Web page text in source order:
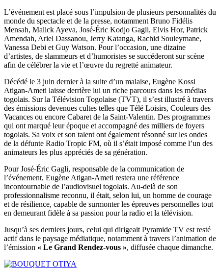
L’événement est placé sous l’impulsion de plusieurs personnalités du
monde du spectacle et de la presse, notamment Bruno Fidélis
Mensah, Malick Ayeva, José-Éric Kodjo Gagli, Elvis Hor, Patrick
Amendah, Ariel Dassanou, Jerry Katanga, Rachid Souleymane,
Vanessa Debi et Guy Watson. Pour l’occasion, une dizaine
d’artistes, de slammeurs et d’humoristes se succéderont sur scène
afin de célébrer la vie et l’œuvre du regretté animateur.
Décédé le 3 juin dernier à la suite d’un malaise, Eugène Kossi
Atigan-Ameti laisse derrière lui un riche parcours dans les médias
togolais. Sur la Télévision Togolaise (TVT), il s’est illustré à travers
des émissions devenues cultes telles que Télé Loisirs, Couleurs des
Vacances ou encore Cabaret de la Saint-Valentin. Des programmes
qui ont marqué leur époque et accompagné des milliers de foyers
togolais. Sa voix et son talent ont également résonné sur les ondes
de la défunte Radio Tropic FM, où il s’était imposé comme l’un des
animateurs les plus appréciés de sa génération.
Pour José-Éric Gagli, responsable de la communication de
l’événement, Eugène Atigan-Ameti restera une référence
incontournable de l’audiovisuel togolais. Au-delà de son
professionnalisme reconnu, il était, selon lui, un homme de courage
et de résilience, capable de surmonter les épreuves personnelles tout
en demeurant fidèle à sa passion pour la radio et la télévision.
Jusqu’à ses derniers jours, celui qui dirigeait Pyramide TV est resté
actif dans le paysage médiatique, notamment à travers l’animation de
l’émission « Le Grand Rendez-vous », diffusée chaque dimanche.